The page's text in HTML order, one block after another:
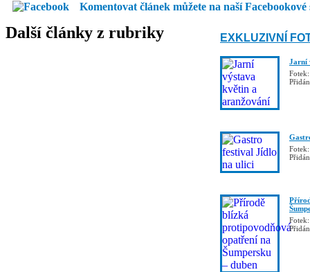
Komentovat článek můžete na naší Facebookové
Další články z rubriky EXKLUZIVNÍ
Jarní